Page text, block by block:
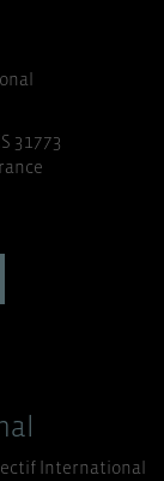
31773
International